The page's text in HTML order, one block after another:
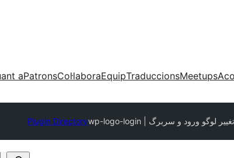
aPatronsCol·laboraEquipTraduccionsMeetups
Plugin Directory wp-logo-login | تغییر لوگو ورود و سربرگ